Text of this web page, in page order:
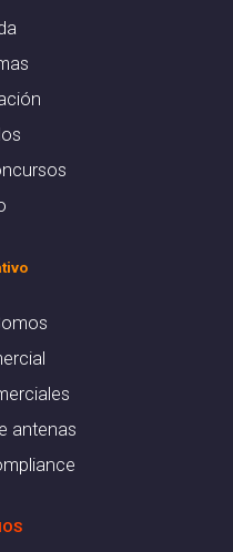
antenas